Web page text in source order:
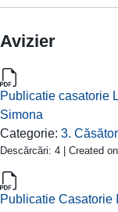
Avizier
Publicatie casatorie
Simona
Categorie: 3.
Descărcări: 4 | Created
Publicatie Casatorie